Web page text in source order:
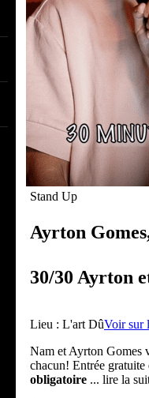
Stand Up
Ayrton
30/30 Ayrton
Lieu : L'art DûVoir sur
Nam et Ayrton Gomes
chacun! Entrée gratuite
obligatoire ... lire la